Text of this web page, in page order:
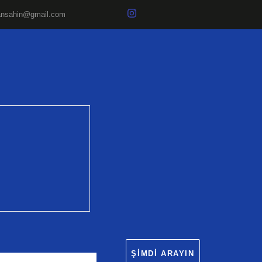
ŞIMDI ARAYIN